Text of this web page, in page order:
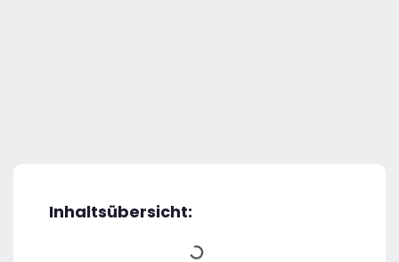
Inhaltsübersicht: